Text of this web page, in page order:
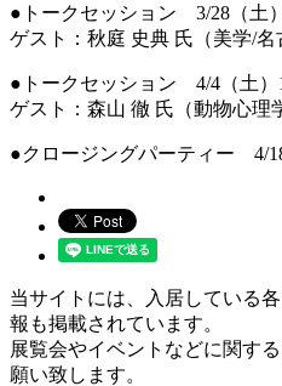
●トークセッション 3/28（土
ゲスト：秋庭 史典 氏（美学/名
●トークセッション 4/4（土）
ゲスト：森山 徹 氏（動物心理
●クロージングパーティー 4/
当サイトには、入居している
報も掲載されています。
展覧会やイベントなどに関す
願い致します。